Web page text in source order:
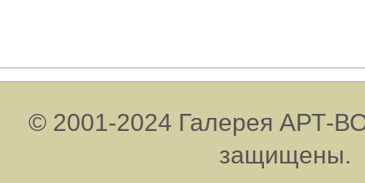
© 2001-2024 Галерея АРТ-
защищены.